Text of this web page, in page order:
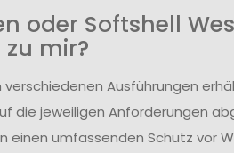
oder Softshell
mir?
Ausführungen
die jeweiligen Anforderungen
einen umfassenden Schutz vor